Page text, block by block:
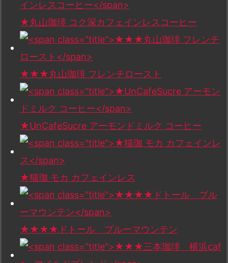
★丸山珈琲 コク深カフェインレスコーヒー
★★★丸山珈琲 フレンチロースト
★UnCafeSucre アーモンドミルク コーヒー
★猫珈 モカ カフェインレス
★★★★ドトール ブルーマウンテン